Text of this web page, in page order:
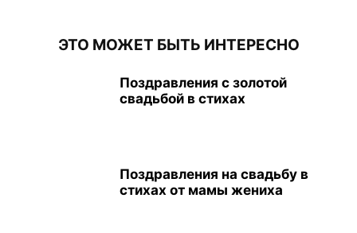
ЭТО МОЖЕТ БЫТЬ ИНТЕРЕСНО
Поздравления с золотой
свадьбой в стихах
Поздравления на свадьбу в
стихах от мамы жениха